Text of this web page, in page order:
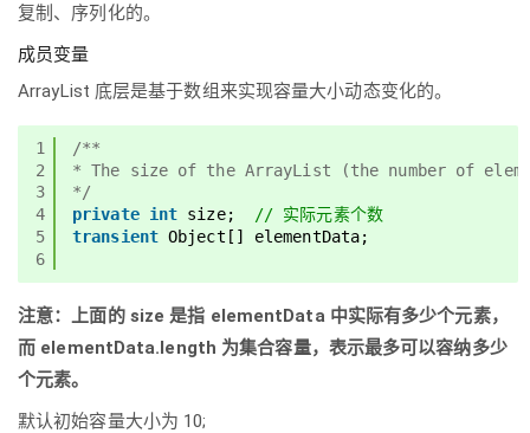
复制、序列化的。
成员变量
ArrayList 底层是基于数组来实现容量大小动态变化的。
1
2
3
4
5
6
/**
* The size of the ArrayList (the number of
*/
private int size; // 实际元素个数
transient Object[] elementData;
注意：上面的 size 是指 elementData 中实际有多少个元素，
而 elementData.length 为集合容量，表示最多可以容纳多少
个元素。
默认初始容量大小为 10;